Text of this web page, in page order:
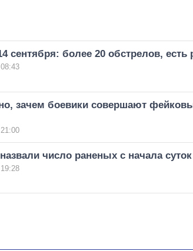
сентября: более 20 обстрелов, есть
зачем боевики совершают
число раненых с начала суток